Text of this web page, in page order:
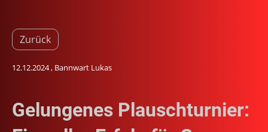
Zurück
12.12.2024, Bannwart Lukas
Gelungenes Plauschturnier: